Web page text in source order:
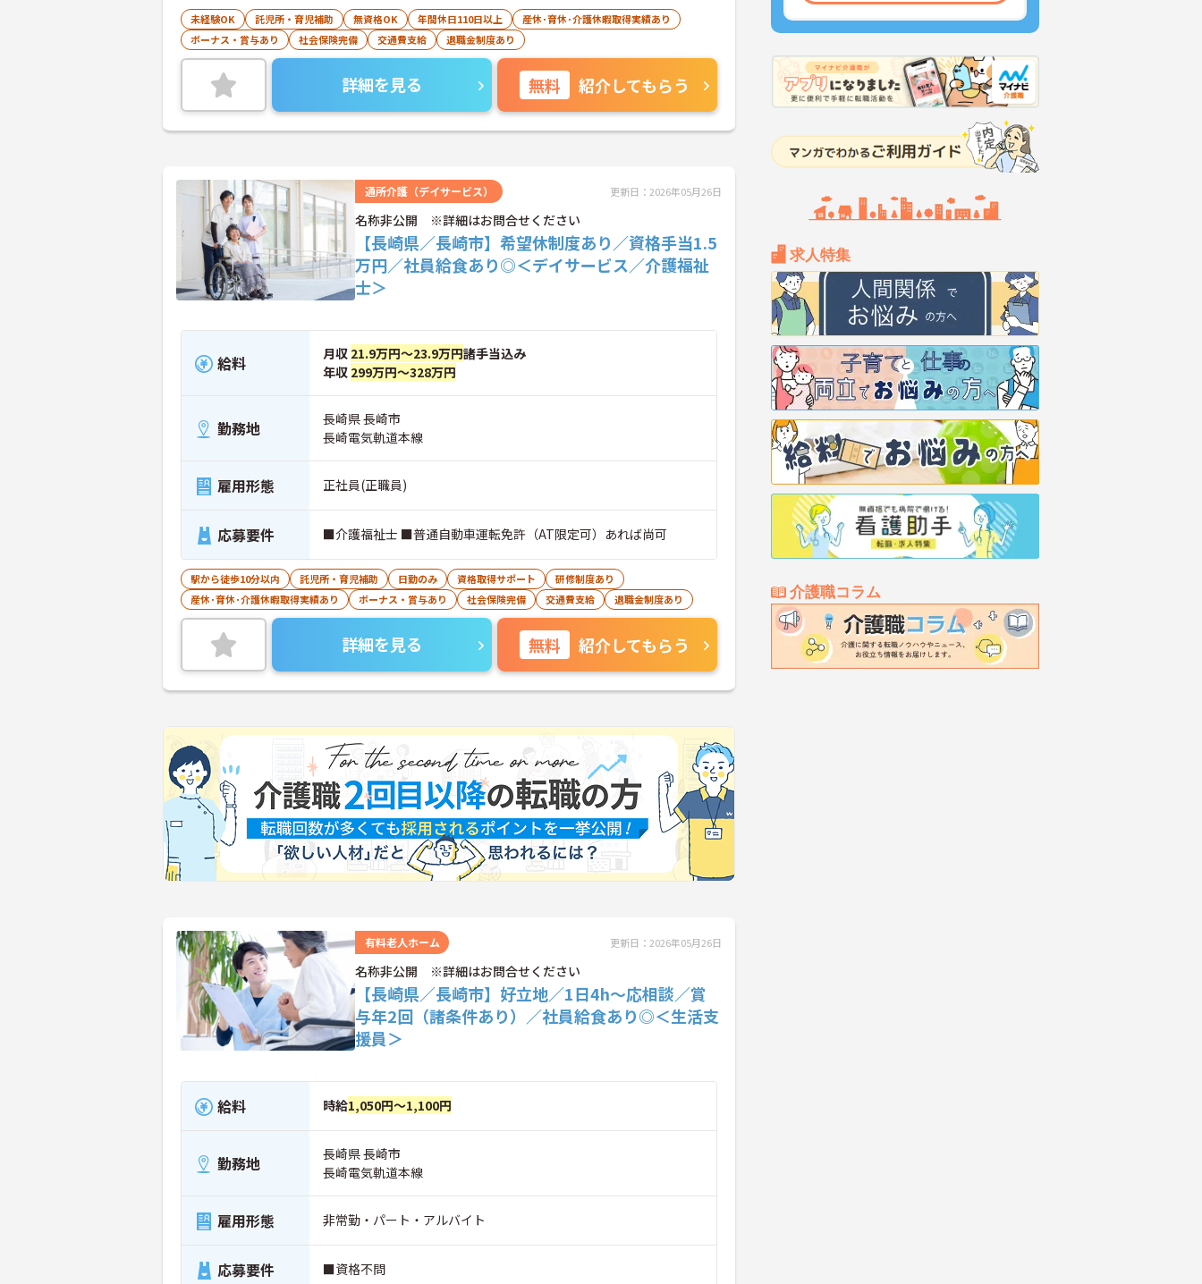
求人特集
介護職コラム
未経験OK 託児所・育児補助 無資格OK 年間休日110日以上
産休･育休･介護休暇取得実績あり
ボーナス・賞与あり
社会保険完備 交通費支給 退職金制度あり
詳細を見る 無料 紹介してもらう
通所介護（デイサービス） 更新日：2026年05月26日
名称非公開 ※詳細はお問合せください
【長崎県／長崎市】希望休制度あり／資格手当1.5
万円／社員給食あり◎＜デイサービス／介護福祉
士＞
給料 月収 21.9万円～23.9万円諸手当込み
年収 299万円～328万円
勤務地
長崎県 長崎市
長崎電気軌道本線
雇用形態 正社員(正職員)
応募要件 ■介護福祉士 ■普通自動車運転免許（AT限定可）あれば尚可
駅から徒歩10分以内 託児所・育児補助 日勤のみ 資格取得サポート
研修制度あり
産休･育休･介護休暇取得実績あり
ボーナス・賞与あり 社会保険完備 交通費支給 退職金制度あり
詳細を見る 無料 紹介してもらう
有料老人ホーム 更新日：2026年05月26日
名称非公開 ※詳細はお問合せください
【長崎県／長崎市】好立地／1日4h～応相談／賞
与年2回（諸条件あり）／社員給食あり◎＜生活支
援員＞
給料 時給1,050円～1,100円
勤務地
長崎県 長崎市
長崎電気軌道本線
雇用形態 非常勤・パート・アルバイト
応募要件 ■資格不問